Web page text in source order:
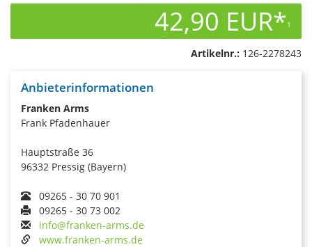
42,90 EUR*1
Artikelnr.: 126-2278243
Anbieterinformationen
Franken Arms
Frank Pfadenhauer
Hauptstraße 36
96332 Pressig (Bayern)
09265 - 30 70 901
09265 - 30 73 002
info@franken-arms.de
www.franken-arms.de